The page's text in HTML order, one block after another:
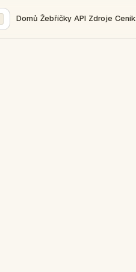
Domů Žebříčky API Zdroje Ceník